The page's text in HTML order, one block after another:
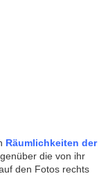
Räumlichkeiten der
die von ihr
den Fotos rechts